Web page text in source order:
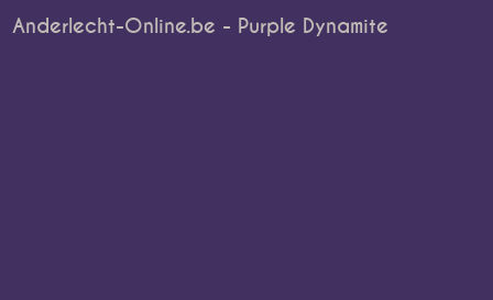
Anderlecht-Online.be - Purple Dynamite